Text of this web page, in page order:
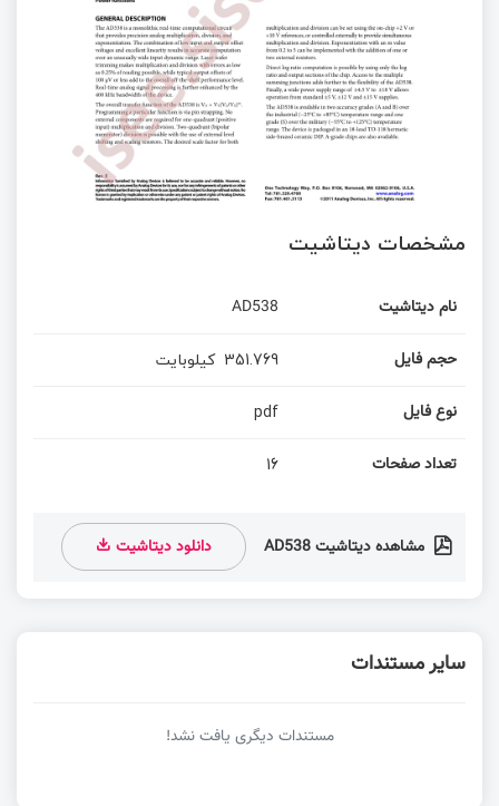
مشخصات دیتاشیت
نام دیتاشیت AD538
حجم فایل 351.769 کیلوبایت
نوع فایل pdf
تعداد صفحات 16
مشاهده دیتاشیت AD538 دانلود دیتاشیت
سایر مستندات
مستندات دیگری یافت نشد!